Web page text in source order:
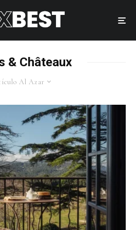
& Châteaux
Al Azar